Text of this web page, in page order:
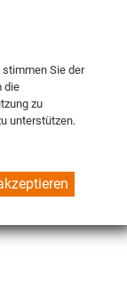
stimmen Sie der
die
zu
unterstützen.